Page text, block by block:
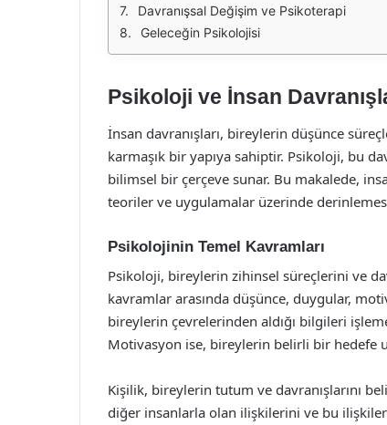
Davranışsal Değişim ve Psikoterapi
Geleceğin Psikolojisi
Psikoloji ve İnsan
İnsan davranışları, bireylerin düşünce
karmaşık bir yapıya sahiptir. Psikoloji, bu
bilimsel bir çerçeve sunar. Bu makalede,
teoriler ve uygulamalar üzerinde
Psikolojinin Temel Kavramları
Psikoloji, bireylerin zihinsel süreçlerini ve
kavramlar arasında düşünce, duygular,
bireylerin çevrelerinden aldığı bilgileri
Motivasyon ise, bireylerin belirli bir hedefe
Kişilik, bireylerin tutum ve davranışlarını
diğer insanlarla olan ilişkilerini ve bu ilişkiler